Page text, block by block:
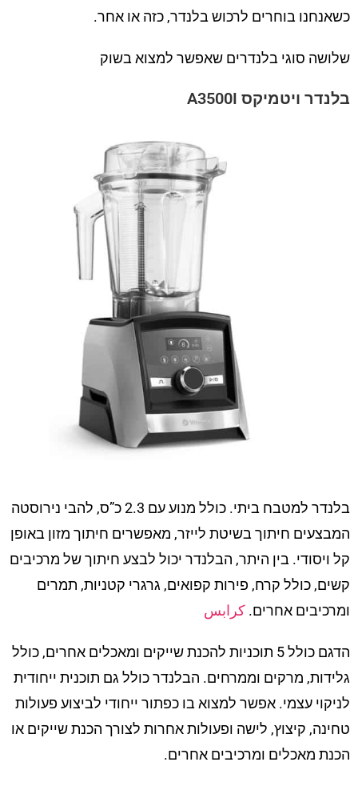
כשאנחנו בוחרים לרכוש בלנדר, כזה או אחר.
שלושה סוגי בלנדרים שאפשר למצוא בשוק
בלנדר ויטמיקס A3500I
בלנדר למטבח ביתי. כולל מנוע עם 2.3 כ”ס, להבי נירוסטה
המבצעים חיתוך בשיטת לייזר, מאפשרים חיתוך מזון באופן
קל ויסודי. בין היתר, הבלנדר יכול לבצע חיתוך של מרכיבים
קשים, כולל קרח, פירות קפואים, גרגרי קטניות, תמרים
ומרכיבים אחרים. كرابس
הדגם כולל 5 תוכניות להכנת שייקים ומאכלים אחרים, כולל
גלידות, מרקים וממרחים. הבלנדר כולל גם תוכנית ייחודית
לניקוי עצמי. אפשר למצוא בו כפתור ייחודי לביצוע פעולות
טחינה, קיצוץ, לישה ופעולות אחרות לצורך הכנת שייקים או
הכנת מאכלים ומרכיבים אחרים.